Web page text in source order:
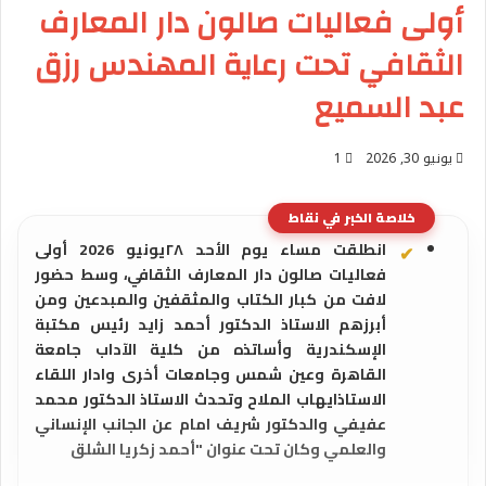
أولى فعاليات صالون دار المعارف
الثقافي تحت رعاية المهندس رزق
عبد السميع
يونيو 30, 2026 1
خلاصة الخبر في نقاط
انطلقت مساء يوم الأحد ٢٨يونيو 2026 أولى
فعاليات صالون دار المعارف الثقافي، وسط حضور
لافت من كبار الكتاب والمثقفين والمبدعين ومن
أبرزهم الاستاذ الدكتور أحمد زايد رئيس مكتبة
الإسكندرية وأساتذه من كلية الآداب جامعة
القاهرة وعين شمس وجامعات أخرى وادار اللقاء
الاستاذايهاب الملاح وتحدث الاستاذ الدكتور محمد
عفيفي والدكتور شريف امام عن الجانب الإنساني
والعلمي وكان تحت عنوان "أحمد زكريا الشلق